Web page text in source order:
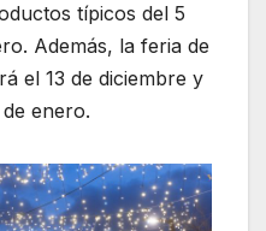
típicos del 5
Además, la feria de
el 13 de diciembre y
enero.